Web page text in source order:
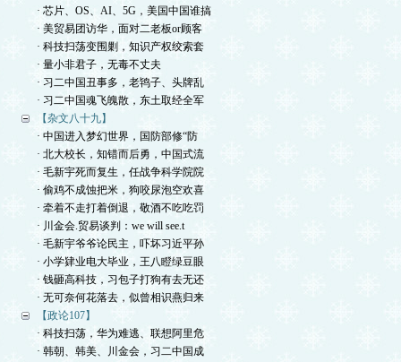
· 芯片、OS、AI、5G，美国中国谁搞
· 美贸易团访华，面对二老板or顾客
· 科技扫荡变围剿，知识产权绞索套
· 量小非君子，无毒不丈夫
· 习二中国丑事多，老鸨子、头牌乱
· 习二中国魂飞魄散，东土取经全军
【杂文八十九】
· 中国进入梦幻世界，国防部修“防
· 北大校长，知错而后勇，中国式流
· 毛新宇死而复生，任战争科学院院
· 偷鸡不成蚀把米，狗咬尿泡空欢喜
· 牵着不走打着倒退，敬酒不吃吃罚
· 川金会.贸易谈判：we will see.t
· 毛新宇爷爷论民主，吓坏习近平孙
· 小学肄业电大毕业，王八瞪绿豆眼
· 钱砸高科技，习包子打狗有去无还
· 无可奈何花落去，似曾相识燕归来
【政论107】
· 科技扫荡，华为难逃、联想阿里危
· 韩朝、韩美、川金会，习二中国成